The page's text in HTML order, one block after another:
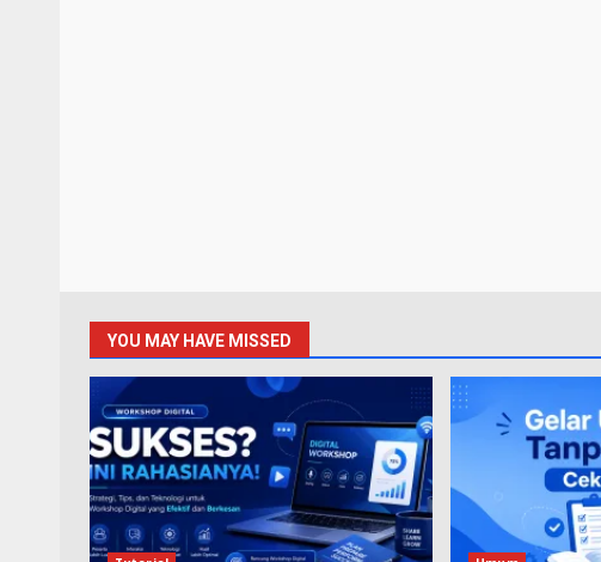
YOU MAY HAVE MISSED